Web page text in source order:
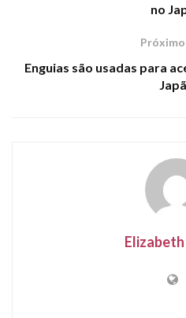
no
Enguias são usadas para